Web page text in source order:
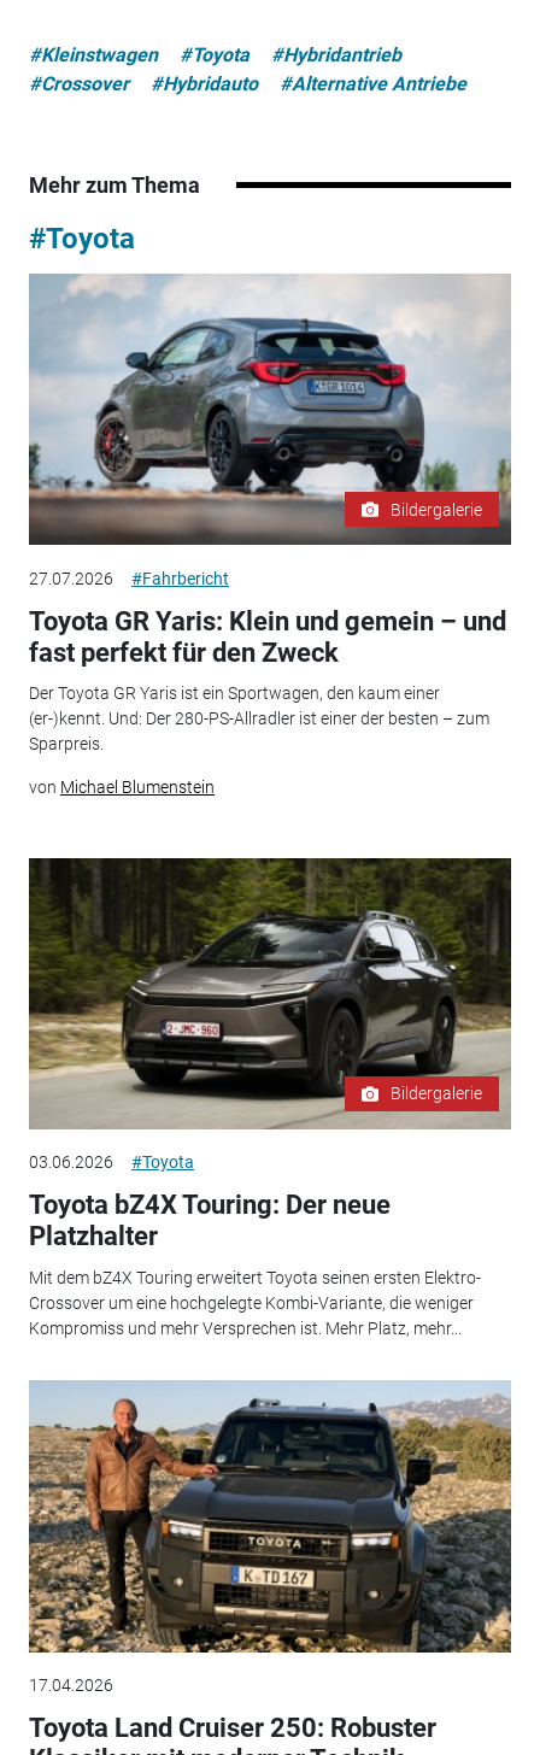
#Kleinstwagen #Toyota
#Hybridantrieb
#Crossover
#Hybridauto #Alternative Antriebe
Mehr zum Thema
#Toyota
Bildergalerie
27.07.2026 #Fahrbericht
Toyota GR Yaris: Klein und gemein – und
fast perfekt für den Zweck
Der Toyota GR Yaris ist ein Sportwagen, den kaum einer
(er-)kennt. Und: Der 280-PS-Allradler ist einer der besten – zum
Sparpreis.
von Michael Blumenstein
Bildergalerie
03.06.2026 #Toyota
Toyota bZ4X Touring: Der neue
Platzhalter
Mit dem bZ4X Touring erweitert Toyota seinen ersten Elektro-
Crossover um eine hochgelegte Kombi-Variante, die weniger
Kompromiss und mehr Versprechen ist. Mehr Platz, mehr...
17.04.2026
Toyota Land Cruiser 250: Robuster